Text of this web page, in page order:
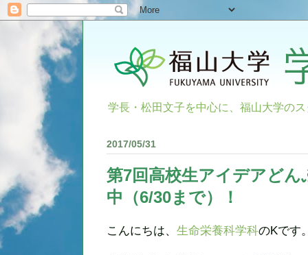
学長・松田文子を中心に、福山大学の
2017/05/31
第7回高校生アイデアど
中（6/30まで）！
こんにちは、 生命栄養科学科のKです